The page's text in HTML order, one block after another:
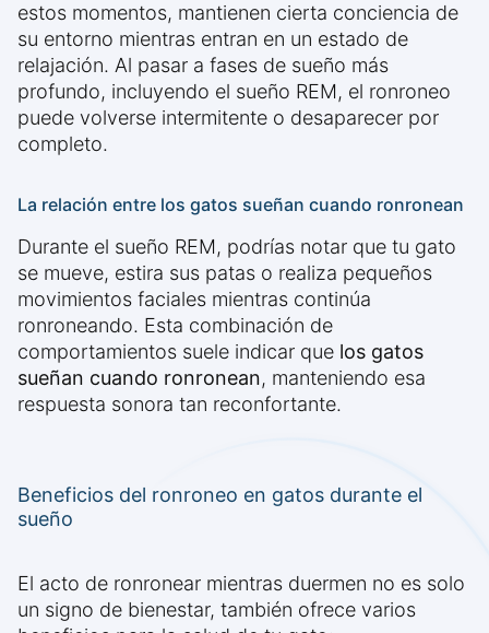
estos momentos, mantienen cierta conciencia de
su entorno mientras entran en un estado de
relajación. Al pasar a fases de sueño más
profundo, incluyendo el sueño REM, el ronroneo
puede volverse intermitente o desaparecer por
completo.
La relación entre los gatos sueñan cuando ronronean
Durante el sueño REM, podrías notar que tu gato
se mueve, estira sus patas o realiza pequeños
movimientos faciales mientras continúa
ronroneando. Esta combinación de
comportamientos suele indicar que los gatos
sueñan cuando ronronean, manteniendo esa
respuesta sonora tan reconfortante.
Beneficios del ronroneo en gatos durante el
sueño
El acto de ronronear mientras duermen no es solo
un signo de bienestar, también ofrece varios